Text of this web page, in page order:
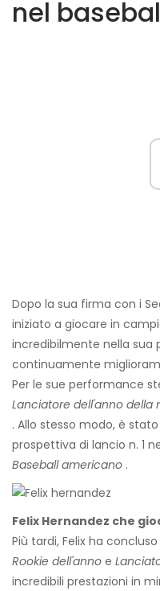
nel
Dopo la sua firma con i
iniziato a giocare in
incredibilmente nella sua
continuamente
Per le sue performance
Lanciatore dell'anno della
. Allo stesso modo, è
prospettiva di lancio n. 1
Baseball americano .
Felix Hernandez che
Più tardi, Felix ha
Rookie dell'anno e
incredibili prestazioni in